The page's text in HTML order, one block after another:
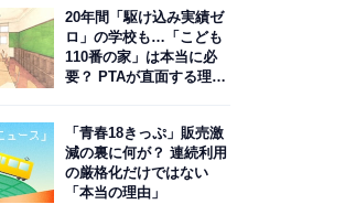
20年間「駆け込み実績ゼ
ロ」の学校も…「こども
110番の家」は本当に必
要？ PTAが直面する理想
「青春18きっぷ」販売激
減の裏に何が？ 連続利用
の厳格化だけではない
「本当の理由」